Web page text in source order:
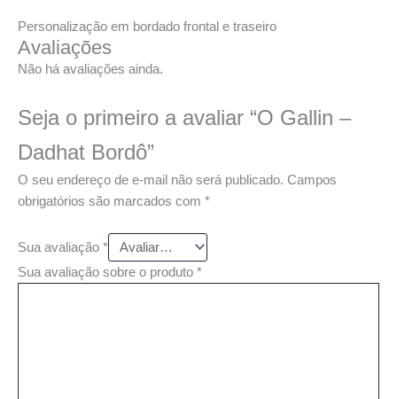
Personalização em bordado frontal e traseiro
Avaliações
Não há avaliações ainda.
Seja o primeiro a avaliar “O Gallin –
Dadhat Bordô”
O seu endereço de e-mail não será publicado. Campos
obrigatórios são marcados com *
Sua avaliação *
Sua avaliação sobre o produto *